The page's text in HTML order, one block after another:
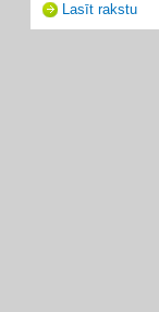
Lasīt rakstu